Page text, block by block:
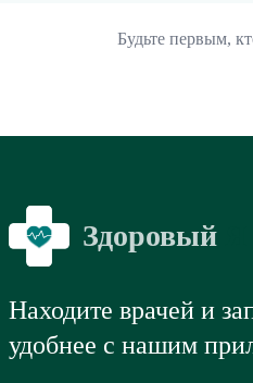
Будьте первым,
Здоровый
Находите врачей и
удобнее с нашим